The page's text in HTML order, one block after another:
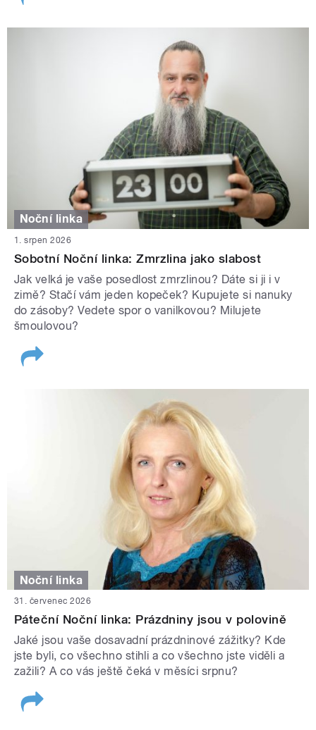
Noční linka
1. srpen 2026
Sobotní Noční linka: Zmrzlina jako slabost
Jak velká je vaše posedlost zmrzlinou? Dáte si ji i v
zimě? Stačí vám jeden kopeček? Kupujete si nanuky
do zásoby? Vedete spor o vanilkovou? Milujete
šmoulovou?
Noční linka
31. červenec 2026
Páteční Noční linka: Prázdniny jsou v polovině
Jaké jsou vaše dosavadní prázdninové zážitky? Kde
jste byli, co všechno stihli a co všechno jste viděli a
zažili? A co vás ještě čeká v měsíci srpnu?